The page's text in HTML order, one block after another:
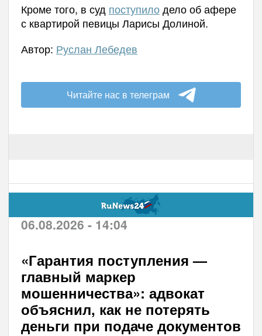
Кроме того, в суд поступилодело об афере
с квартирой певицы Ларисы Долиной.
Автор: Руслан Лебедев
Читайте нас в телеграм
06.08.2026 - 14:04
«Гарантия поступления —
главный маркер
мошенничества»: адвокат
объяснил, как не потерять
деньги при подаче документов